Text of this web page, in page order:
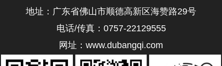
地址：广东省佛山市顺德高新区海赞路29号
电话/传真：0757-22129555
网址：www.dubangqi.com